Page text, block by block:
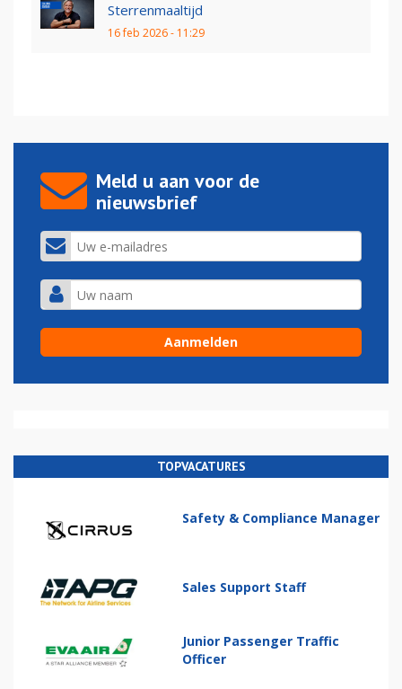
Sterrenmaaltijd
16 feb 2026 - 11:29
Meld u aan voor de
nieuwsbrief
TOPVACATURES
Safety & Compliance Manager
Sales Support Staff
Junior Passenger Traffic
Officer